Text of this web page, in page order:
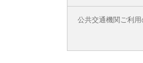
公共交通機関ご利